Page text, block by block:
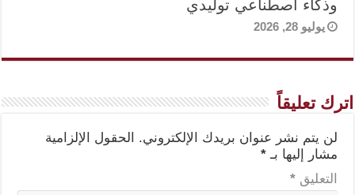
وذكاء اصطناعي توليدي
يوليو 28, 2026
اترك تعليقاً
لن يتم نشر عنوان بريدك الإلكتروني.
الحقول الإلزامية
مشار إليها بـ *
التعليق *